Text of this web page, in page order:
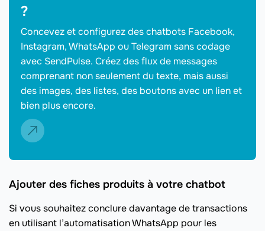
?
Concevez et configurez des chatbots Facebook,
Instagram, WhatsApp ou Telegram sans codage
avec SendPulse. Créez des flux de messages
comprenant non seulement du texte, mais aussi
des images, des listes, des boutons avec un lien et
bien plus encore.
Ajouter des fiches produits à votre chatbot
Si vous souhaitez conclure davantage de transactions
en utilisant l’automatisation WhatsApp pour les